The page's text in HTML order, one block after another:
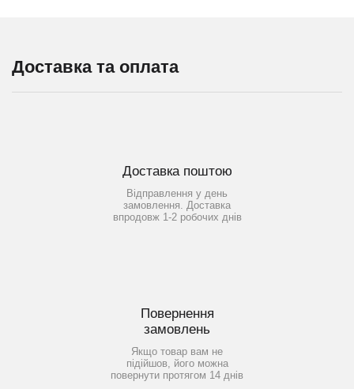
Доставка та оплата
Доставка поштою
Відправлення у день
замовлення. Доставка
впродовж 1-2 робочих днів
Повернення
замовлень
Якщо товар вам не
підійшов, його можна
повернути протягом 14 днів